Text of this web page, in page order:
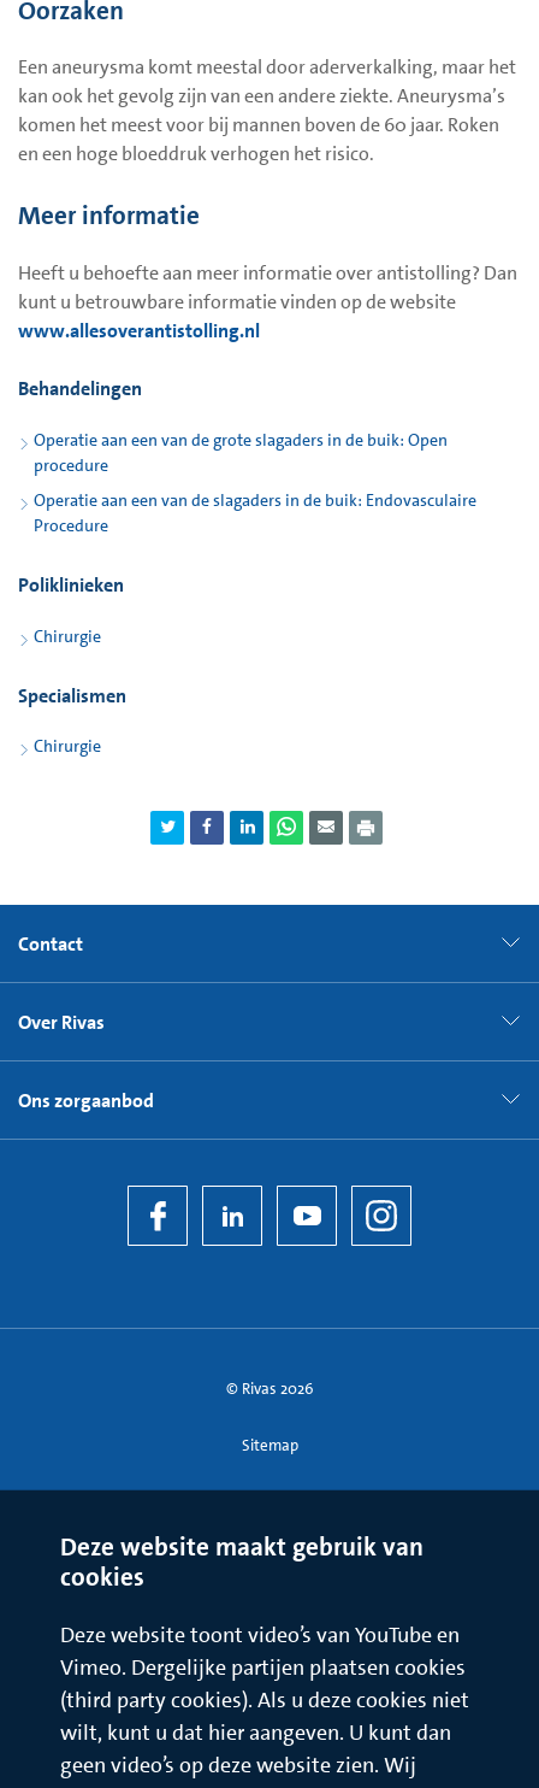
Oorzaken
Een aneurysma komt meestal door aderverkalking, maar het
kan ook het gevolg zijn van een andere ziekte. Aneurysma’s
komen het meest voor bij mannen boven de 60 jaar. Roken
en een hoge bloeddruk verhogen het risico.
Meer informatie
Heeft u behoefte aan meer informatie over antistolling? Dan
kunt u betrouwbare informatie vinden op de website
www.allesoverantistolling.nl
Behandelingen
Operatie aan een van de grote slagaders in de buik: Open
procedure
Operatie aan een van de slagaders in de buik: Endovasculaire
Procedure
Poliklinieken
Chirurgie
Specialismen
Chirurgie
Contact
Over Rivas
Ons zorgaanbod
© Rivas 2026
Sitemap
Deze website maakt gebruik van
cookies
Deze website toont video’s van YouTube en
Vimeo. Dergelijke partijen plaatsen cookies
(third party cookies). Als u deze cookies niet
wilt, kunt u dat hier aangeven. U kunt dan
geen video’s op deze website zien. Wij